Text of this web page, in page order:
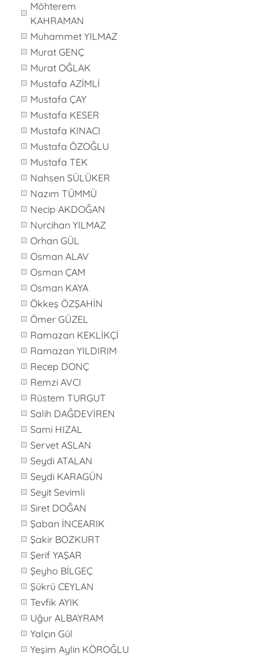
Möhterem
KAHRAMAN
Muhammet YILMAZ
Murat GENÇ
Murat OĞLAK
Mustafa AZİMLİ
Mustafa ÇAY
Mustafa KESER
Mustafa KINACI
Mustafa ÖZOĞLU
Mustafa TEK
Nahsen SÜLÜKER
Nazım TÜMMÜ
Necip AKDOĞAN
Nurcihan YILMAZ
Orhan GÜL
Osman ALAV
Osman ÇAM
Osman KAYA
Ökkeş ÖZŞAHİN
Ömer GÜZEL
Ramazan KEKLİKÇİ
Ramazan YILDIRIM
Recep DONÇ
Remzi AVCI
Rüstem TURGUT
Salih DAĞDEVİREN
Sami HIZAL
Servet ASLAN
Seydi ATALAN
Seydi KARAGÜN
Seyit Sevimli
Siret DOĞAN
Şaban İNCEARIK
Şakir BOZKURT
Şerif YAŞAR
Şeyho BİLGEÇ
Şükrü CEYLAN
Tevfik AYIK
Uğur ALBAYRAM
Yalçın Gül
Yeşim Aylin KÖROĞLU